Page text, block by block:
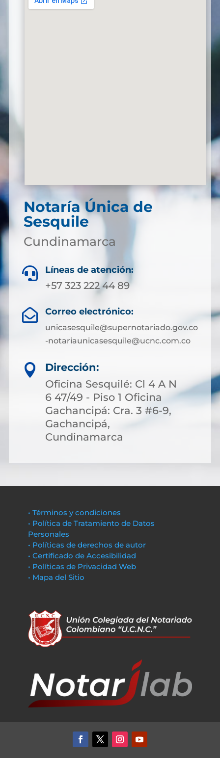
Notaría Única de
Sesquile
Cundinamarca
 Líneas de atención:
+57 323 222 44 89
 Correo electrónico:
unicasesquile@supernotariado.gov.co
-notariaunicasesquile@ucnc.com.co

Dirección:
Oficina Sesquilé: Cl 4 A N
6 47/49 - Piso 1 Oficina
Gachancipá: Cra. 3 #6-9,
Gachancipá,
Cundinamarca
• Términos y condiciones
• Política de Tratamiento de Datos
Personales
• Políticas de derechos de autor
• Certificado de Accesibilidad
• Políticas de Privacidad Web
• Mapa del Sitio